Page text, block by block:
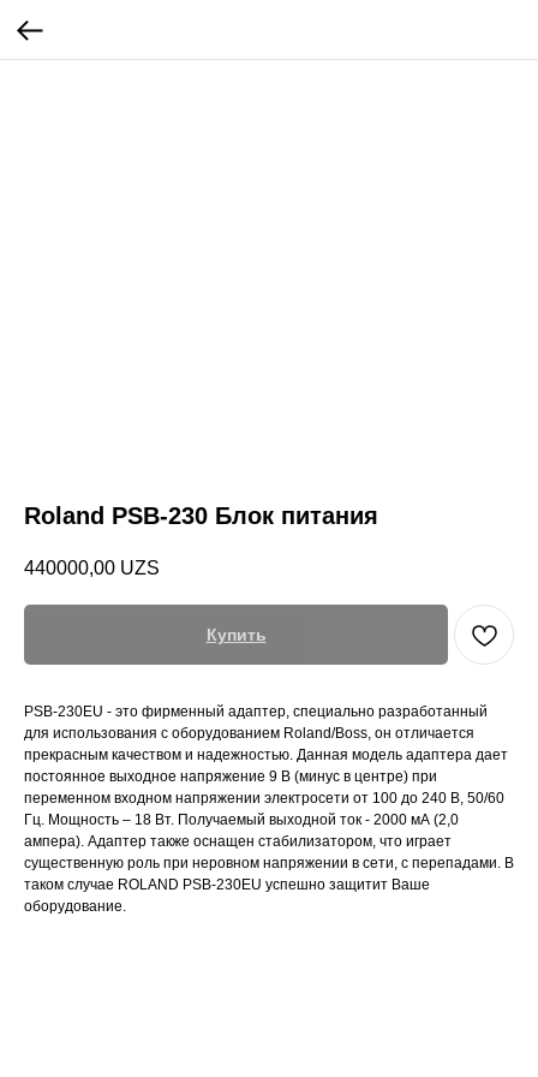
Roland PSB-230 Блок питания
440000,00 UZS
Купить
PSB-230EU - это фирменный адаптер, специально разработанный
для использования с оборудованием Roland/Boss, он отличается
прекрасным качеством и надежностью. Данная модель адаптера дает
постоянное выходное напряжение 9 В (минус в центре) при
переменном входном напряжении электросети от 100 до 240 В, 50/60
Гц. Мощность – 18 Вт. Получаемый выходной ток - 2000 мА (2,0
ампера). Адаптер также оснащен стабилизатором, что играет
существенную роль при неровном напряжении в сети, с перепадами. В
таком случае ROLAND PSB-230EU успешно защитит Ваше
оборудование.